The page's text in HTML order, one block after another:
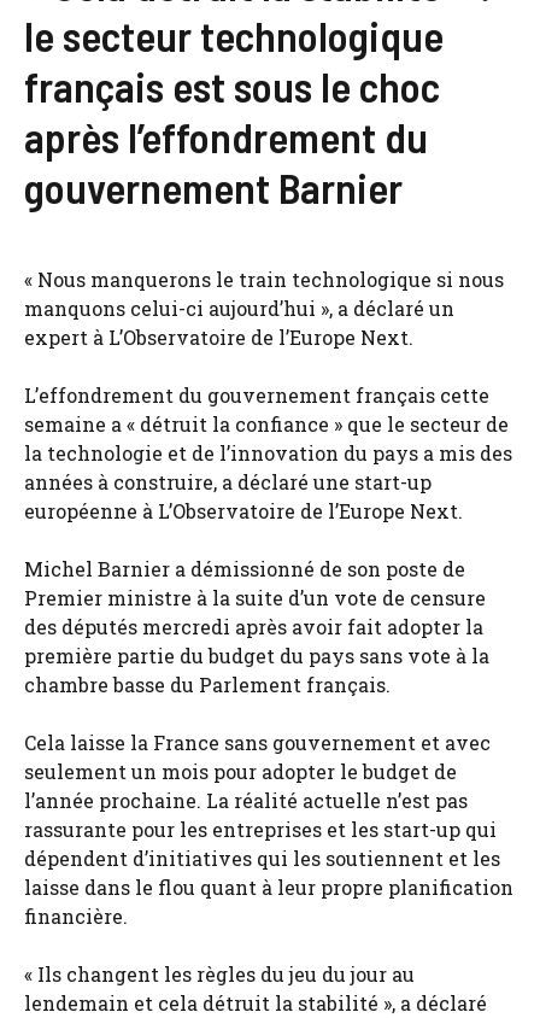
le secteur technologique
français est sous le choc
après l’effondrement du
gouvernement Barnier
« Nous manquerons le train technologique si nous
manquons celui-ci aujourd’hui », a déclaré un
expert à L’Observatoire de l’Europe Next.
L’effondrement du gouvernement français cette
semaine a « détruit la confiance » que le secteur de
la technologie et de l’innovation du pays a mis des
années à construire, a déclaré une start-up
européenne à L’Observatoire de l’Europe Next.
Michel Barnier a démissionné de son poste de
Premier ministre à la suite d’un vote de censure
des députés mercredi après avoir fait adopter la
première partie du budget du pays sans vote à la
chambre basse du Parlement français.
Cela laisse la France sans gouvernement et avec
seulement un mois pour adopter le budget de
l’année prochaine. La réalité actuelle n’est pas
rassurante pour les entreprises et les start-up qui
dépendent d’initiatives qui les soutiennent et les
laisse dans le flou quant à leur propre planification
financière.
« Ils changent les règles du jeu du jour au
lendemain et cela détruit la stabilité », a déclaré